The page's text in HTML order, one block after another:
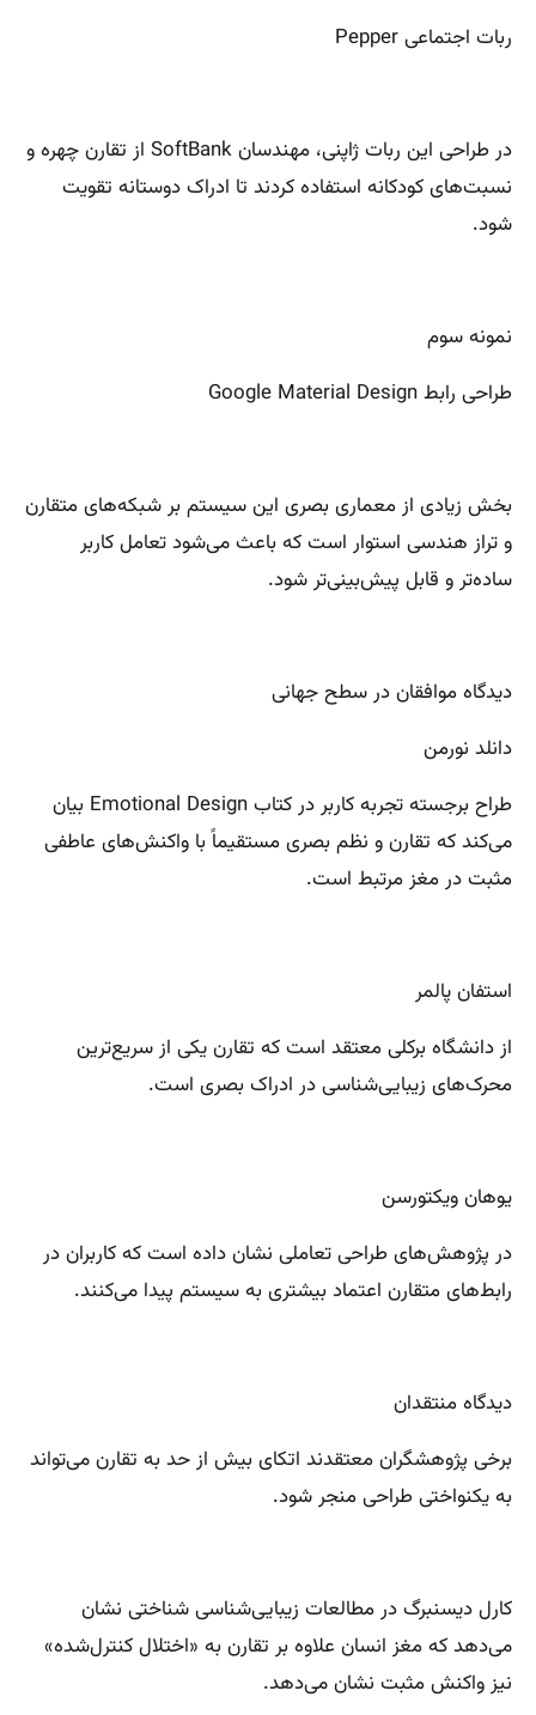
ربات اجتماعی Pepper
در طراحی این ربات ژاپنی، مهندسان SoftBank از تقارن چهره و
نسبت‌های کودکانه استفاده کردند تا ادراک دوستانه تقویت
شود.
نمونه سوم
طراحی رابط Google Material Design
بخش زیادی از معماری بصری این سیستم بر شبکه‌های متقارن
و تراز هندسی استوار است که باعث می‌شود تعامل کاربر
ساده‌تر و قابل پیش‌بینی‌تر شود.
دیدگاه موافقان در سطح جهانی
دانلد نورمن
طراح برجسته تجربه کاربر در کتاب Emotional Design بیان
می‌کند که تقارن و نظم بصری مستقیماً با واکنش‌های عاطفی
مثبت در مغز مرتبط است.
استفان پالمر
از دانشگاه برکلی معتقد است که تقارن یکی از سریع‌ترین
محرک‌های زیبایی‌شناسی در ادراک بصری است.
یوهان ویکتورسن
در پژوهش‌های طراحی تعاملی نشان داده است که کاربران در
رابط‌های متقارن اعتماد بیشتری به سیستم پیدا می‌کنند.
دیدگاه منتقدان
برخی پژوهشگران معتقدند اتکای بیش از حد به تقارن می‌تواند
به یکنواختی طراحی منجر شود.
کارل دیسنبرگ در مطالعات زیبایی‌شناسی شناختی نشان
می‌دهد که مغز انسان علاوه بر تقارن به «اختلال کنترل‌شده»
نیز واکنش مثبت نشان می‌دهد.